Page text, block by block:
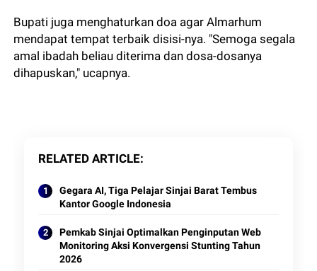
Bupati juga menghaturkan doa agar Almarhum
mendapat tempat terbaik disisi-nya. "Semoga segala
amal ibadah beliau diterima dan dosa-dosanya
dihapuskan," ucapnya.
RELATED ARTICLE
Gegara AI, Tiga Pelajar Sinjai Barat Tembus
Kantor Google Indonesia
Pemkab Sinjai Optimalkan Penginputan Web
Monitoring Aksi Konvergensi Stunting Tahun
2026